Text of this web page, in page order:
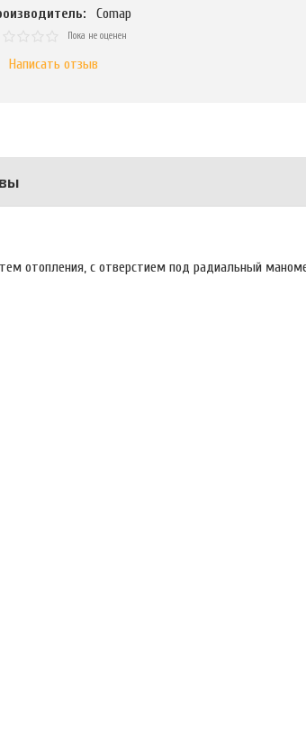
Comap
Пока не оценен
Написать отзыв
отопления, с отверстием под радиальный